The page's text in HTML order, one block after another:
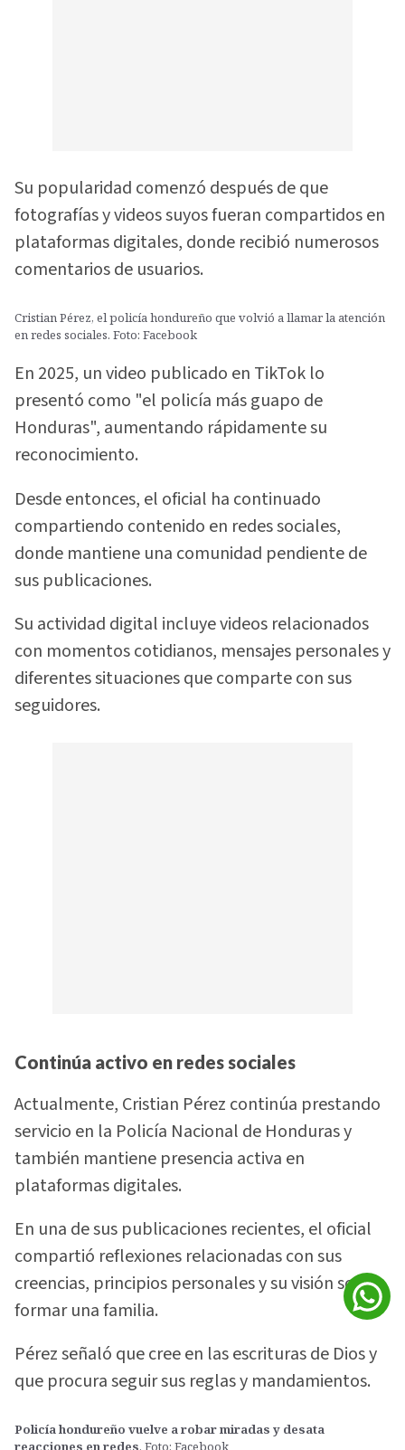
Su popularidad comenzó después de que
fotografías y videos suyos fueran compartidos en
plataformas digitales, donde recibió numerosos
comentarios de usuarios.
Cristian Pérez, el policía hondureño que volvió a llamar la atención
en redes sociales. Foto: Facebook
En 2025, un video publicado en TikTok lo
presentó como "el policía más guapo de
Honduras", aumentando rápidamente su
reconocimiento.
Desde entonces, el oficial ha continuado
compartiendo contenido en redes sociales,
donde mantiene una comunidad pendiente de
sus publicaciones.
Su actividad digital incluye videos relacionados
con momentos cotidianos, mensajes personales y
diferentes situaciones que comparte con sus
seguidores.
Continúa activo en redes sociales
Actualmente, Cristian Pérez continúa prestando
servicio en la Policía Nacional de Honduras y
también mantiene presencia activa en
plataformas digitales.
En una de sus publicaciones recientes, el oficial
compartió reflexiones relacionadas con sus
creencias, principios personales y su visión sobre
formar una familia.
Pérez señaló que cree en las escrituras de Dios y
que procura seguir sus reglas y mandamientos.
Policía hondureño vuelve a robar miradas y desata
reacciones en redes. Foto: Facebook